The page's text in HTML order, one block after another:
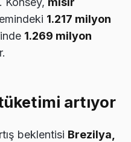
1.217 milyon
1.269 milyon
artıyor
beklentisi Brezilya,